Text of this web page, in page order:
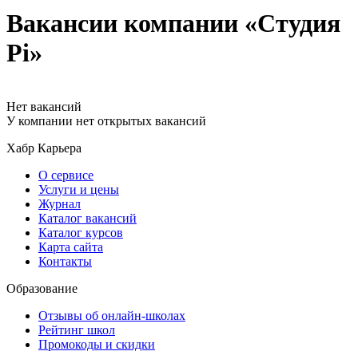
Вакансии компании «Студия
Pi»
Нет вакансий
У компании нет открытых вакансий
Хабр Карьера
О сервисе
Услуги и цены
Журнал
Каталог вакансий
Каталог курсов
Карта сайта
Контакты
Образование
Отзывы об онлайн-школах
Рейтинг школ
Промокоды и скидки